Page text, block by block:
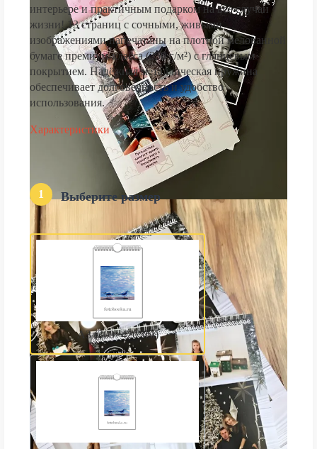
интерьере и практичным подарком на все случаи
жизни! 13 страниц с сочными, живыми
изображениями напечатаны на плотной мелованной
бумаге премиум-класса (250 г/м²) с глянцевым
покрытием. Надёжная металлическая пружина
обеспечивает долговечность и удобство
использования.
Характеристики
1 Выберите размер
А3 (300×420 мм)